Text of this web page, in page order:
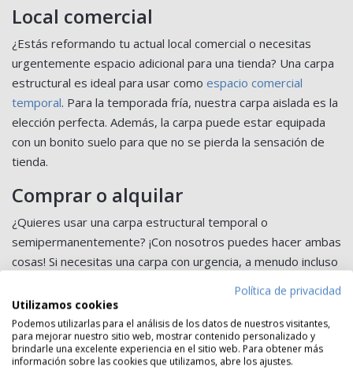
Local comercial
¿Estás reformando tu actual local comercial o necesitas
urgentemente espacio adicional para una tienda? Una carpa
estructural es ideal para usar como espacio comercial
temporal. Para la temporada fría, nuestra carpa aislada es la
elección perfecta. Además, la carpa puede estar equipada
con un bonito suelo para que no se pierda la sensación de
tienda.
Comprar o alquilar
¿Quieres usar una carpa estructural temporal o
semipermanentemente? ¡Con nosotros puedes hacer ambas
cosas! Si necesitas una carpa con urgencia, a menudo incluso
confirmación del pedido. Dado que también ofrecemos
carpas personalizadas a corto plazo, tu carpa estará en el
lugar correcto en muy poco tiempo.
¿Puede una carpa estructural ser la solución a tu problema?
Política de privacidad
Utilizamos cookies
Podemos utilizarlas para el análisis de los datos de nuestros visitantes,
para mejorar nuestro sitio web, mostrar contenido personalizado y
brindarle una excelente experiencia en el sitio web. Para obtener más
información sobre las cookies que utilizamos, abre los ajustes.